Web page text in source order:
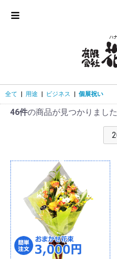
全て 用途 ビジネス 個展祝い
46件の商品が見つかりました